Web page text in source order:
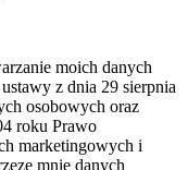
moich danych
z dnia 29 sierpnia
osobowych oraz
roku Prawo
marketingowych i
mnie danych